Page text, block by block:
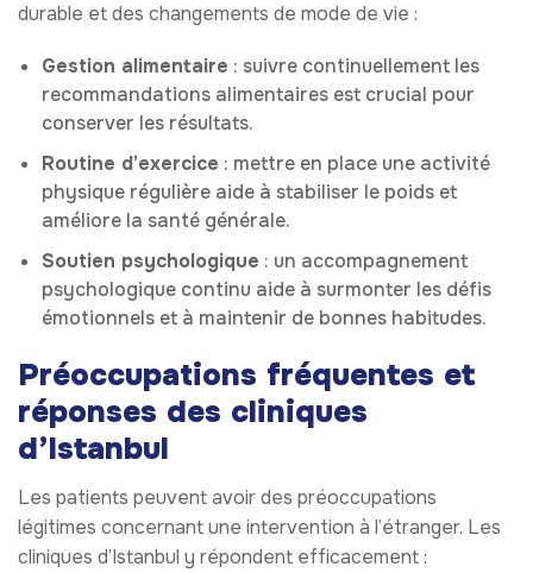
durable et des changements de mode de vie :
Gestion alimentaire : suivre continuellement les
recommandations alimentaires est crucial pour
conserver les résultats.
Routine d’exercice : mettre en place une activité
physique régulière aide à stabiliser le poids et
améliore la santé générale.
Soutien psychologique : un accompagnement
psychologique continu aide à surmonter les défis
émotionnels et à maintenir de bonnes habitudes.
Préoccupations fréquentes et
réponses des cliniques
d’Istanbul
Les patients peuvent avoir des préoccupations
légitimes concernant une intervention à l’étranger. Les
cliniques d’Istanbul y répondent efficacement :